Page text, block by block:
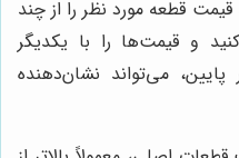
قیمت قطعه مورد نظر را از چند
و قیمت‌ها را با یکدیگر
می‌تواند نشان‌دهنده